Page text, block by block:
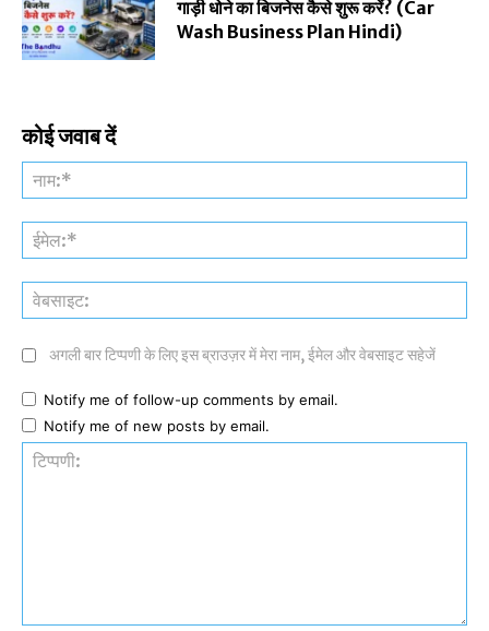
गाड़ी धोने का बिजनेस कैसे शुरू करें? (Car
Wash Business Plan Hindi)
कोई जवाब दें
अगली बार टिप्पणी के लिए इस ब्राउज़र में मेरा नाम, ईमेल और वेबसाइट सहेजें
Notify me of follow-up comments by email.
Notify me of new posts by email.